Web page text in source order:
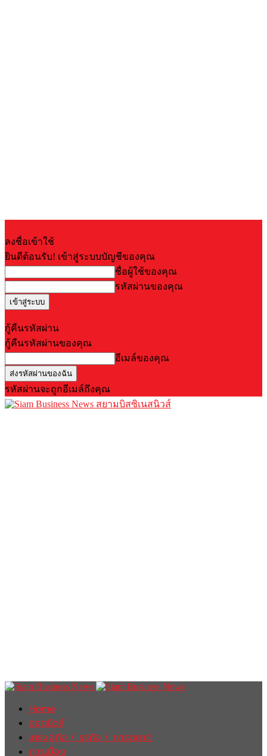
ลงชื่อเข้าใช้
ยินดีต้อนรับ! เข้าสู่ระบบบัญชีของคุณ
ชื่อผู้ใช้ของคุณ
รหัสผ่านของคุณ
กู้คืนรหัสผ่าน
กู้คืนรหัสผ่านของคุณ
อีเมล์ของคุณ
รหัสผ่านจะถูกอีเมล์ถึงคุณ
สยามบิสซิเนสนิวส์
Home
ฮอตนิวส์
เศรษฐกิจ / ธุรกิจ / การตลาด
การเมือง